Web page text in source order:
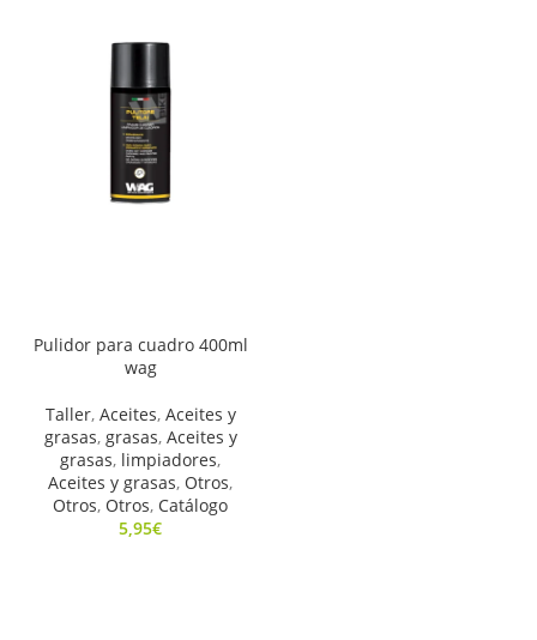
Pulidor para cuadro 400ml
wag
Taller, Aceites, Aceites y
grasas, grasas, Aceites y
grasas, limpiadores,
Aceites y grasas, Otros,
Otros, Otros, Catálogo
5,95€